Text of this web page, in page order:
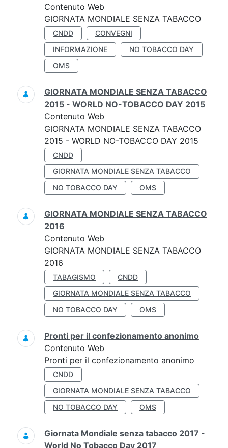
Contenuto Web
GIORNATA MONDIALE SENZA TABACCO
CNDD
CONVEGNI
INFORMAZIONE
NO TOBACCO DAY
OMS
GIORNATA MONDIALE SENZA TABACCO
2015 - WORLD NO-TOBACCO DAY 2015
Contenuto Web
GIORNATA MONDIALE SENZA TABACCO
2015 - WORLD NO-TOBACCO DAY 2015
CNDD
GIORNATA MONDIALE SENZA TABACCO
NO TOBACCO DAY
OMS
GIORNATA MONDIALE SENZA TABACCO
2016
Contenuto Web
GIORNATA MONDIALE SENZA TABACCO
2016
TABAGISMO
CNDD
GIORNATA MONDIALE SENZA TABACCO
NO TOBACCO DAY
OMS
Pronti per il confezionamento anonimo
Contenuto Web
Pronti per il confezionamento anonimo
CNDD
GIORNATA MONDIALE SENZA TABACCO
NO TOBACCO DAY
OMS
Giornata Mondiale senza tabacco 2017 -
World No Tobacco Day 2017